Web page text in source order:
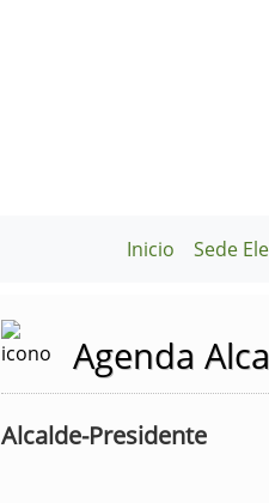
Inicio Sede
Agenda
Alcalde-Presidente